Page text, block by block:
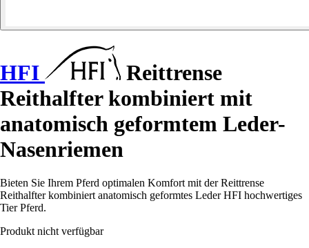
HFI
Reittrense
Reithalfter kombiniert mit
anatomisch geformtem Leder-
Nasenriemen
Bieten Sie Ihrem Pferd optimalen Komfort mit der Reittrense
Reithalfter kombiniert anatomisch geformtes Leder HFI hochwertiges
Tier Pferd.
Produkt nicht verfügbar